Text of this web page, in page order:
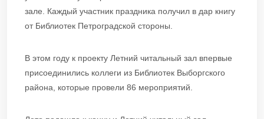
зале. Каждый участник праздника получил в дар книгу
от Библиотек Петроградской стороны.
В этом году к проекту Летний читальный зал впервые
присоединились коллеги из Библиотек Выборгского
района, которые провели 86 мероприятий.